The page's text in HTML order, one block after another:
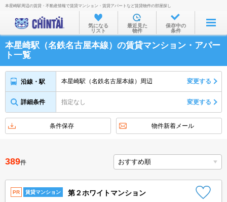
お部屋を探す
沿線・駅から
住所から
家賃相場から
不動産会社から
本星崎駅周辺の賃貸・不動産情報で賃貸マンション・賃貸アパートなど賃貸物件の部屋探し
気になる
リスト
最近見た
物件
保存中の
条件
本星崎駅（名鉄名古屋本線）の賃貸マンション・アパー
ト一覧
沿線・駅 本星崎駅（名鉄名古屋本線）周辺 変更する
詳細条件 指定なし 変更する
条件保存 物件新着メール
389件
PR 賃貸マンション 第２ホワイトマンション